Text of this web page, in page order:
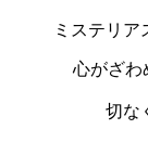
切な
心がざわ
ミステリア